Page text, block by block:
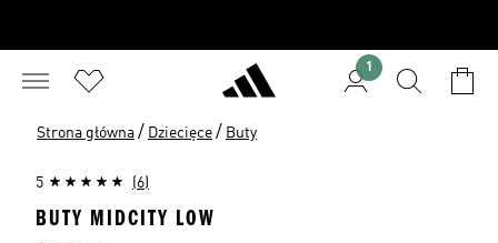
1
Strona główna / Dziecięce / Buty
5 (6)
BUTY MIDCITY LOW